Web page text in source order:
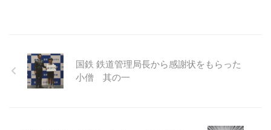
国鉄 鉄道管理局長から感謝状をもらった
小僧 其の一